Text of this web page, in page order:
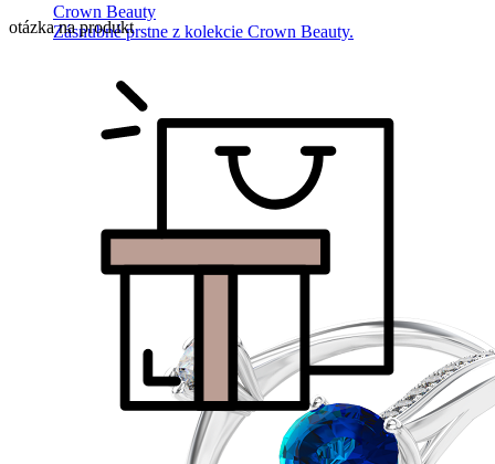
Crown Beauty
Zásnubné prstne z kolekcie Crown Beauty.
otázka na produkt